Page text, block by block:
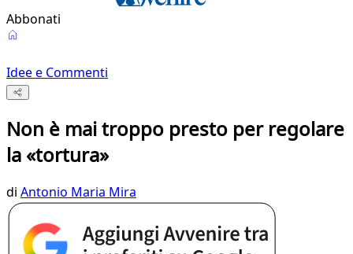
Abbonati
Idee e Commenti
Non è mai troppo presto per regolare
la «tortura»
di Antonio Maria Mira